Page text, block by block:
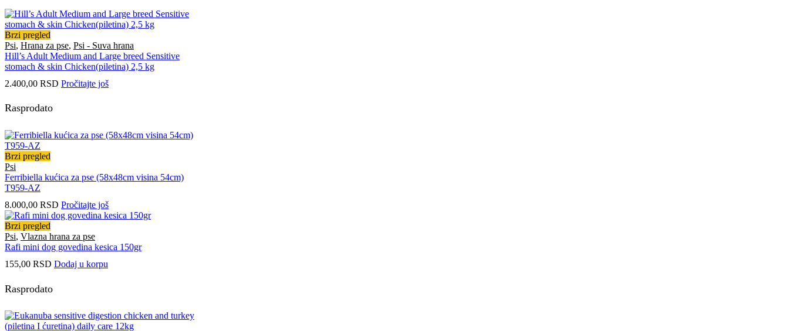
Brzi pregled
Psi, Hrana za pse, Psi - Suva hrana
Hill’s Adult Medium and Large breed Sensitive
stomach & skin Chicken(piletina) 2,5 kg
2.400,00 RSD Pročitajte još
Rasprodato
Brzi pregled
Psi
Ferribiella kućica za pse (58x48cm visina 54cm)
T959-AZ
8.000,00 RSD Pročitajte još
Brzi pregled
Psi, Vlazna hrana za pse
Rafi mini dog govedina kesica 150gr
155,00 RSD Dodaj u korpu
Rasprodato